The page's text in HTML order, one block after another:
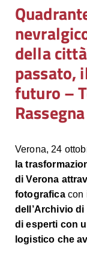
della
passato,
futuro –
Verona, 24
la
di Verona
fotograficacon
dell’Archivio
di esperti con
logistico che